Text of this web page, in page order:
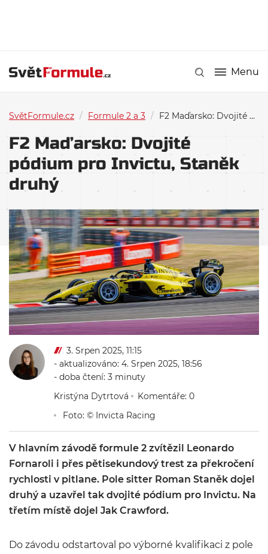
Menu
SvětFormule.cz / Formule 2 a 3 / F2 Maďarsko: Dvojité pódium pro Invictu, Staněk druhý
F2 Maďarsko: Dvojité
pódium pro Invictu, Staněk
druhý
3. Srpen 2025, 11:15
- aktualizováno: 4. Srpen 2025, 18:56
- doba čtení: 3 minuty
Kristýna Dytrtová
Komentáře: 0
Foto: © Invicta Racing
V hlavním závodě formule 2 zvítězil Leonardo
Fornaroli i přes pětisekundový trest za překročení
rychlosti v pitlane. Pole sitter Roman Staněk dojel
druhý a uzavřel tak dvojité pódium pro Invictu. Na
třetím místě dojel Jak Crawford.
Do závodu odstartoval po výborné kvalifikaci z pole